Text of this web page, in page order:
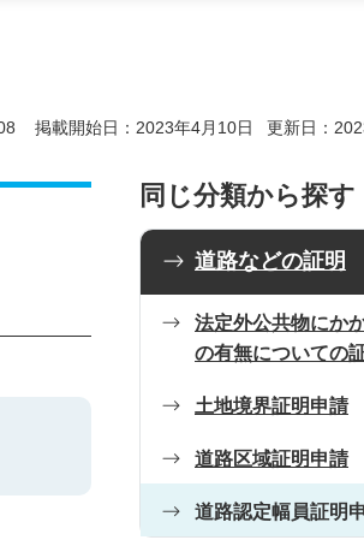
掲載開始日：2023年4月10日 更新日：
同じ分類から探す
道路などの証明
法定外公共物にか
の有無についての
土地境界証明申請
道路区域証明申請
道路認定幅員証明